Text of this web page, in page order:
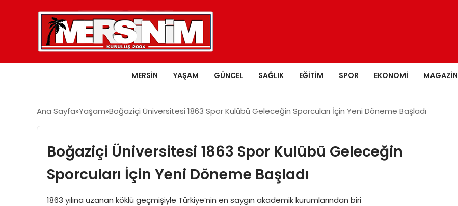
MERSIN YAŞAM GÜNCEL SAĞLIK EĞITIM SPOR EKONOMI MAGAZIN
Ana Sayfa Yaşam Boğaziçi Üniversitesi 1863 Spor Kulübü Geleceğin Sporcuları İçin Yeni Döneme Başladı
Boğaziçi Üniversitesi 1863 Spor Kulübü Geleceğin
Sporcuları İçin Yeni Döneme Başladı
1863 yılına uzanan köklü geçmişiyle Türkiye’nin en saygın akademik kurumlarından biri